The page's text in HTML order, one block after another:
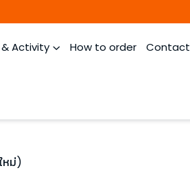
Activity How to order Contact
หม่)